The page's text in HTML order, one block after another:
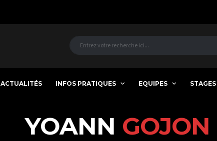
ACTUALITÉS INFOS PRATIQUES EQUIPES STAGES
YOANN GOJON